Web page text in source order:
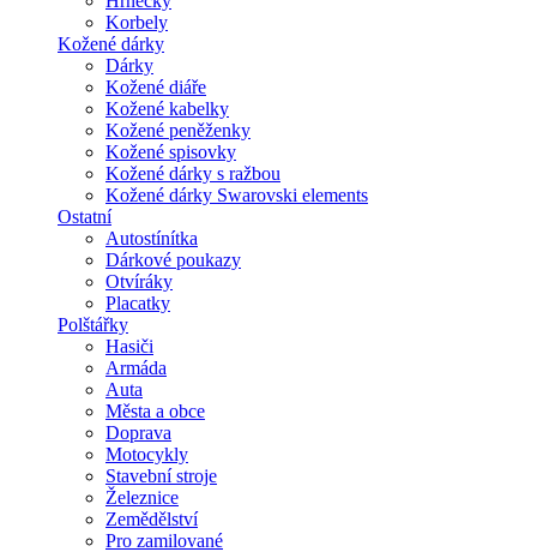
Korbely
Kožené dárky
Dárky
Kožené diáře
Kožené kabelky
Kožené peněženky
Kožené spisovky
Kožené dárky s ražbou
Kožené dárky Swarovski elements
Ostatní
Autostínítka
Dárkové poukazy
Otvíráky
Placatky
Polštářky
Hasiči
Armáda
Auta
Města a obce
Doprava
Motocykly
Stavební stroje
Železnice
Zemědělství
Pro zamilované